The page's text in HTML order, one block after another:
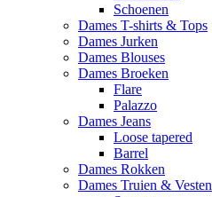
Schoenen
Dames T-shirts & Tops
Dames Jurken
Dames Blouses
Dames Broeken
Flare
Palazzo
Dames Jeans
Loose tapered
Barrel
Dames Rokken
Dames Truien & Vesten